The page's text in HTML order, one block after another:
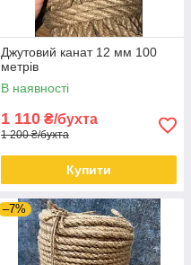
Джутовий канат 12 мм 100
метрів
В наявності
1 110 ₴/бухта
1 200 ₴/бухта
Купити
–7%